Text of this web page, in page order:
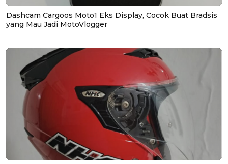
Dashcam Cargoos Moto1 Eks Display, Cocok Buat Bradsis
yang Mau Jadi MotoVlogger